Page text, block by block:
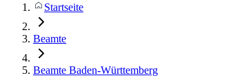
Startseite
Beamte
Beamte Baden-Württemberg